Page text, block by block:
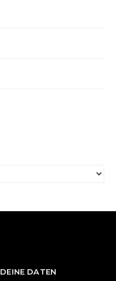
DEINE DATEN